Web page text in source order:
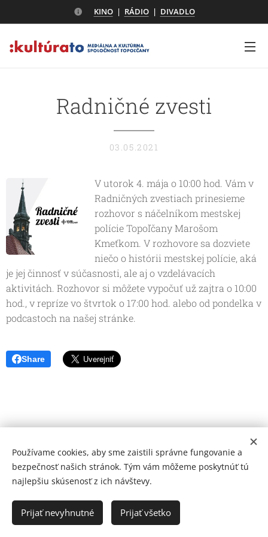
KINO| RÁDIO| DIVADLO
Radničné zvesti
03.05.2021
V utorok 4. mája o 10:00 hod. Vám v
Radničných zvestiach prinesieme
rozhovor s náčelníkom mestskej
polície Topoľčany Marošom
Kmeťkom. V rozhovore sa dozviete
niečo o histórii mestskej polície, aká
je jej činnosť v súčasnosti, ale aj o vzdelávacích
aktivitách. Rozhovor si môžete vypočuť už zajtra o 10:00
hod., v repríze vo štvrtok o 17:00 hod. alebo od pondelka v
podcastoch na našej stránke.
Share
© 2026 Mediálna a kultúrna spoločnosť Topoľčany, s.r.o.
Ochrana osobných údajov
www.kulturato.sk
Cookies
Používame cookies, aby sme zaistili správne fungovanie a
bezpečnosť našich stránok. Tým vám môžeme poskytnúť tú
najlepšiu skúsenosť z ich návštevy.
Prijať nevyhnutné Prijať všetko